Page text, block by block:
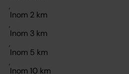
,
,
,
,